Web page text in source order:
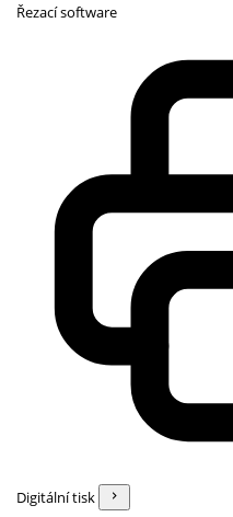
Řezací software
Digitální tisk